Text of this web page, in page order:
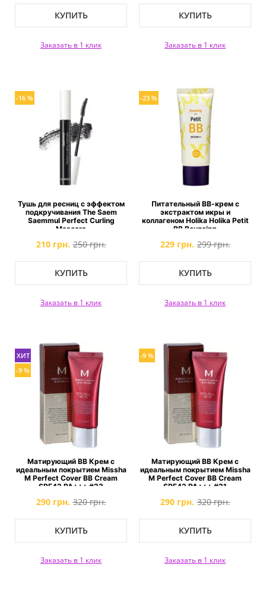
КУПИТЬ
Заказать в 1 клик
КУПИТЬ
Заказать в 1 клик
-16 %
Тушь для ресниц с эффектом
подкручивания The Saem
Saemmul Perfect Curling
Mascara
210 грн. 250 грн.
КУПИТЬ
Заказать в 1 клик
-23 %
Питательный ВВ-крем с
экстрактом икры и
коллагеном Holika Holika Petit
BB Bouncing
229 грн. 299 грн.
КУПИТЬ
Заказать в 1 клик
ХИТ
-9 %
Матирующий ВВ Крем с
идеальным покрытием Missha
M Perfect Cover BB Cream
SPF42 PA+++ #23
290 грн. 320 грн.
КУПИТЬ
Заказать в 1 клик
-9 %
Матирующий ВВ Крем с
идеальным покрытием Missha
M Perfect Cover BB Cream
SPF42 PA+++ #21
290 грн. 320 грн.
КУПИТЬ
Заказать в 1 клик